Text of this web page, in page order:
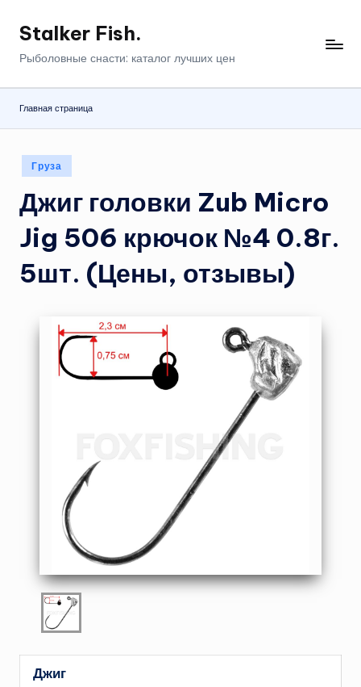
Перейти
Stalker Fish.
Рыболовные снасти: каталог лучших цен
Главная страница
Опубликовано
в
Груза
Джиг головки Zub Micro
Jig 506 крючок №4 0.8г.
5шт. (Цены, отзывы)
Джиг